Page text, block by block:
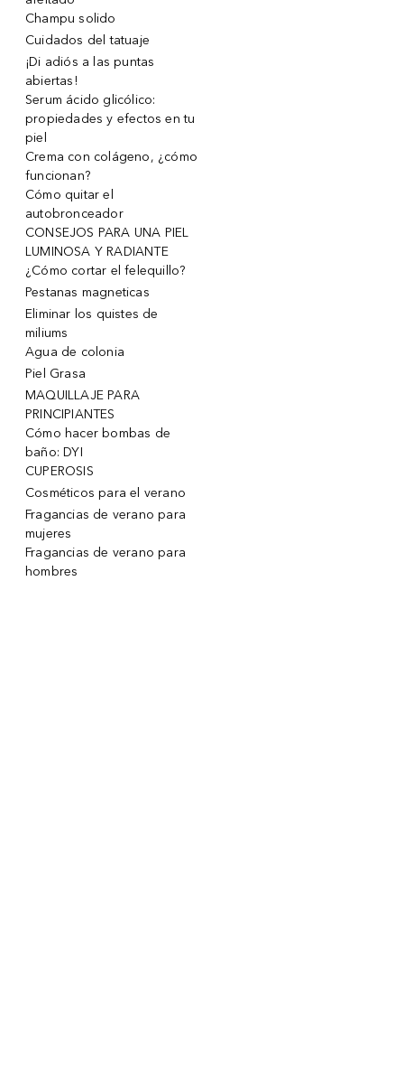
Champu solido
Cuidados del tatuaje
¡Di adiós a las puntas
abiertas!
Serum ácido glicólico:
propiedades y efectos en tu
piel
Crema con colágeno, ¿cómo
funcionan?
Cómo quitar el
autobronceador
CONSEJOS PARA UNA PIEL
LUMINOSA Y RADIANTE
¿Cómo cortar el felequillo?
Pestanas magneticas
Eliminar los quistes de
miliums
Agua de colonia
Piel Grasa
MAQUILLAJE PARA
PRINCIPIANTES
Cómo hacer bombas de
baño: DYI
CUPEROSIS
Cosméticos para el verano
Fragancias de verano para
mujeres
Fragancias de verano para
hombres